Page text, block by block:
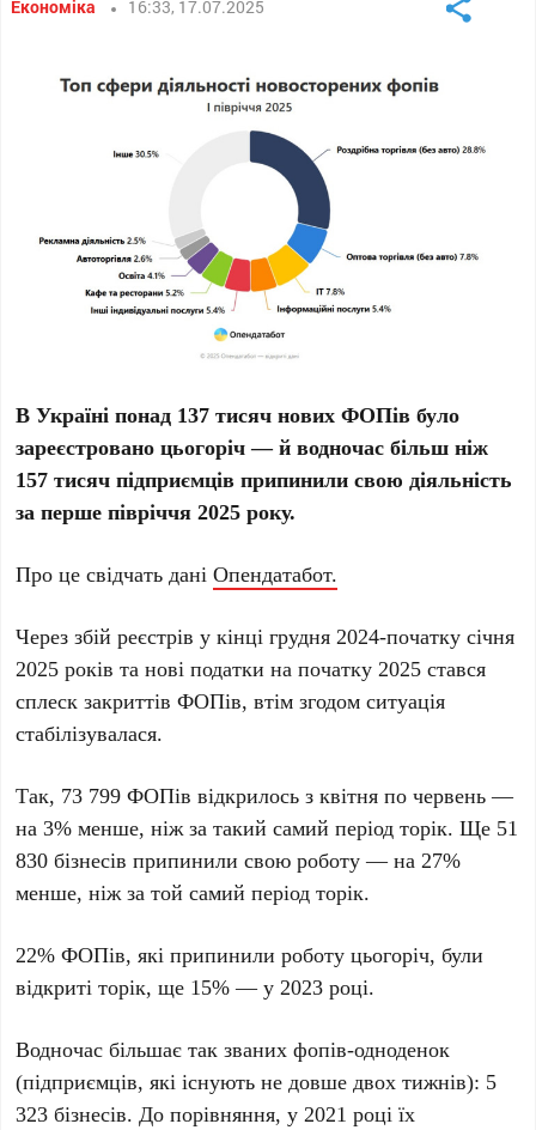
Економіка 16:33, 17.07.2025
В Україні понад 137 тисяч нових ФОПів було
зареєстровано цьогоріч — й водночас більш ніж
157 тисяч підприємців припинили свою діяльність
за перше півріччя 2025 року.
Про це свідчать даніОпендатабот.
Через збій реєстрів у кінці грудня 2024-початку січня
2025 років та нові податки на початку 2025 стався
сплеск закриттів ФОПів, втім згодом ситуація
стабілізувалася.
Так, 73 799 ФОПів відкрилось з квітня по червень —
на 3% менше, ніж за такий самий період торік. Ще 51
830 бізнесів припинили свою роботу — на 27%
менше, ніж за той самий період торік.
22% ФОПів, які припинили роботу цьогоріч, були
відкриті торік, ще 15% — у 2023 році.
Водночас більшає так званих фопів-одноденок
(підприємців, які існують не довше двох тижнів): 5
323 бізнесів. До порівняння, у 2021 році їх